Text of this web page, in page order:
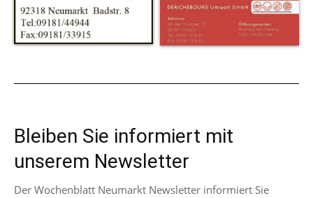
Bleiben Sie informiert mit
unserem Newsletter
Der Wochenblatt Neumarkt Newsletter informiert Sie